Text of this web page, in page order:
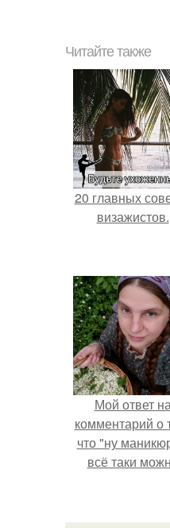
Читайте также
20 главных
визажистов.
Мой ответ
комментарий о
что "ну
всё таки